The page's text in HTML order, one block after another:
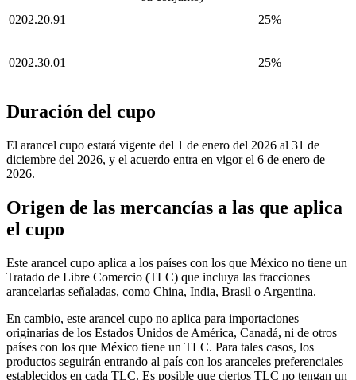
0202.20.91 25%
0202.30.01 25%
Duración del cupo
El arancel cupo estará vigente del 1 de enero del 2026 al 31 de
diciembre del 2026, y el acuerdo entra en vigor el 6 de enero de
2026.
Origen de las mercancías a las que aplica
el cupo
Este arancel cupo aplica a los países con los que México no tiene un
Tratado de Libre Comercio (TLC) que incluya las fracciones
arancelarias señaladas, como China, India, Brasil o Argentina.
En cambio, este arancel cupo no aplica para importaciones
originarias de los Estados Unidos de América, Canadá, ni de otros
países con los que México tiene un TLC. Para tales casos, los
productos seguirán entrando al país con los aranceles preferenciales
establecidos en cada TLC. Es posible que ciertos TLC no tengan un